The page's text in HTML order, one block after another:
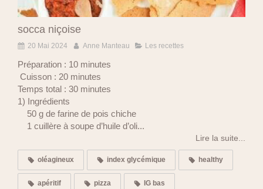
socca niçoise
20 Mai 2024 Anne Manteau Les recettes
Préparation : 10 minutes
Cuisson : 20 minutes
Temps total : 30 minutes
1) Ingrédients
50 g de farine de pois chiche
1 cuillère à soupe d’huile d’oli...
Lire la suite...
oléagineux index glycémique healthy
apéritif pizza IG bas